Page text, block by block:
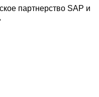
партнерство SAP и